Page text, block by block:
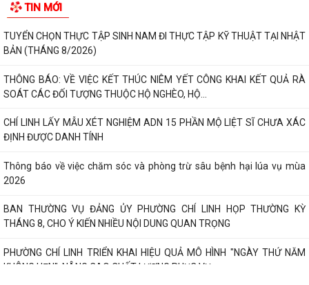
TIN MỚI
TUYỂN CHỌN THỰC TẬP SINH NAM ĐI THỰC TẬP KỸ THUẬT TẠI NHẬT
BẢN (THÁNG 8/2026)
THÔNG BÁO: VỀ VIỆC KẾT THÚC NIÊM YẾT CÔNG KHAI KẾT QUẢ RÀ
SOÁT CÁC ĐỐI TƯỢNG THUỘC HỘ NGHÈO, HỘ...
CHÍ LINH LẤY MẪU XÉT NGHIỆM ADN 15 PHẦN MỘ LIỆT SĨ CHƯA XÁC
ĐỊNH ĐƯỢC DANH TÍNH
Thông báo về việc chăm sóc và phòng trừ sâu bệnh hại lúa vụ mùa
2026
BAN THƯỜNG VỤ ĐẢNG ỦY PHƯỜNG CHÍ LINH HỌP THƯỜNG KỲ
THÁNG 8, CHO Ý KIẾN NHIỀU NỘI DUNG QUAN TRỌNG
PHƯỜNG CHÍ LINH TRIỂN KHAI HIỆU QUẢ MÔ HÌNH "NGÀY THỨ NĂM
KHÔNG HẸN", NÂNG CAO CHẤT LƯỢNG PHỤC VỤ...